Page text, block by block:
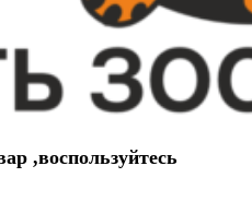
,воспользуйтесь